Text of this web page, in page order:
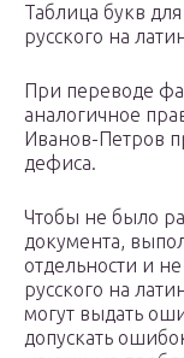
Таблица букв
русского на
При переводе
аналогичное
Иванов-Петров
дефиса.
Чтобы не было
документа,
отдельности и
русского на
могут выдать
допускать